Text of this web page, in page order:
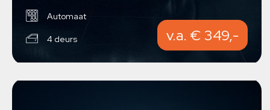
Automaat
4 deurs v.a. € 349,-